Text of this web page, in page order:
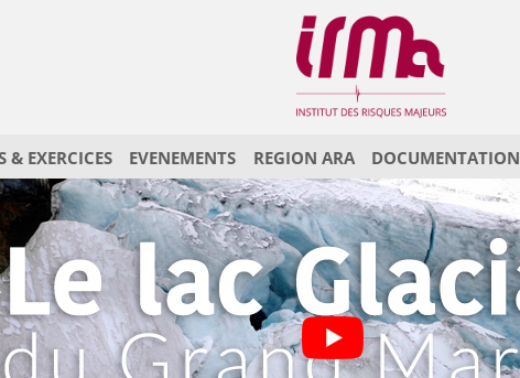
& EXERCICES EVENEMENTS REGION ARA DOCUMENTATION